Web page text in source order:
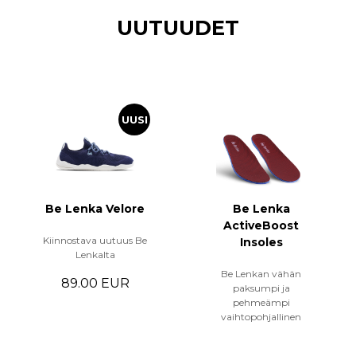
UUTUUDET
UUSI
Be Lenka Velore
Kiinnostava uutuus Be
Lenkalta
89.00 EUR
Be Lenka
ActiveBoost
Insoles
Be Lenkan vähän
paksumpi ja
pehmeämpi
vaihtopohjallinen